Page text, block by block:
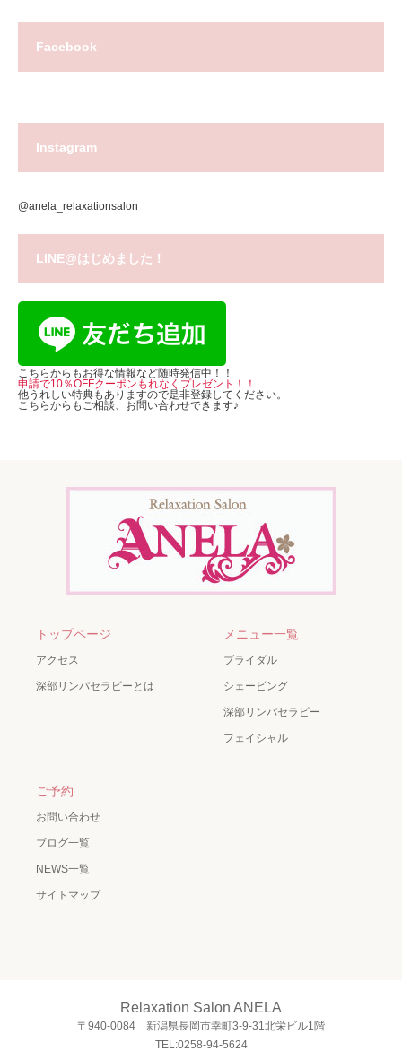
Facebook
Instagram
@anela_relaxationsalon
LINE@はじめました！
こちらからもお得な情報など随時発信中！！
申請で10％OFFクーポンもれなくプレゼント！！
他うれしい特典もありますので是非登録してください。
こちらからもご相談、お問い合わせできます♪
トップページ
アクセス
深部リンパセラピーとは
メニュー一覧
ブライダル
シェービング
深部リンパセラピー
フェイシャル
ご予約
お問い合わせ
ブログ一覧
NEWS一覧
サイトマップ
Relaxation Salon ANELA
〒940-0084 新潟県長岡市幸町3-9-31北栄ビル1階
TEL:0258-94-5624